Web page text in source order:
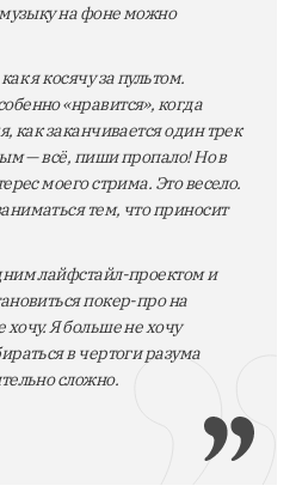
на фоне можно
я косячу за пультом.
«нравится», когда
как заканчивается один трек
— всё, пиши пропало! Но в
моего стрима. Это весело.
тем, что приносит
лайфстайл-проектом и
покер-про на
Я больше не хочу
в чертоги разума
сложно.